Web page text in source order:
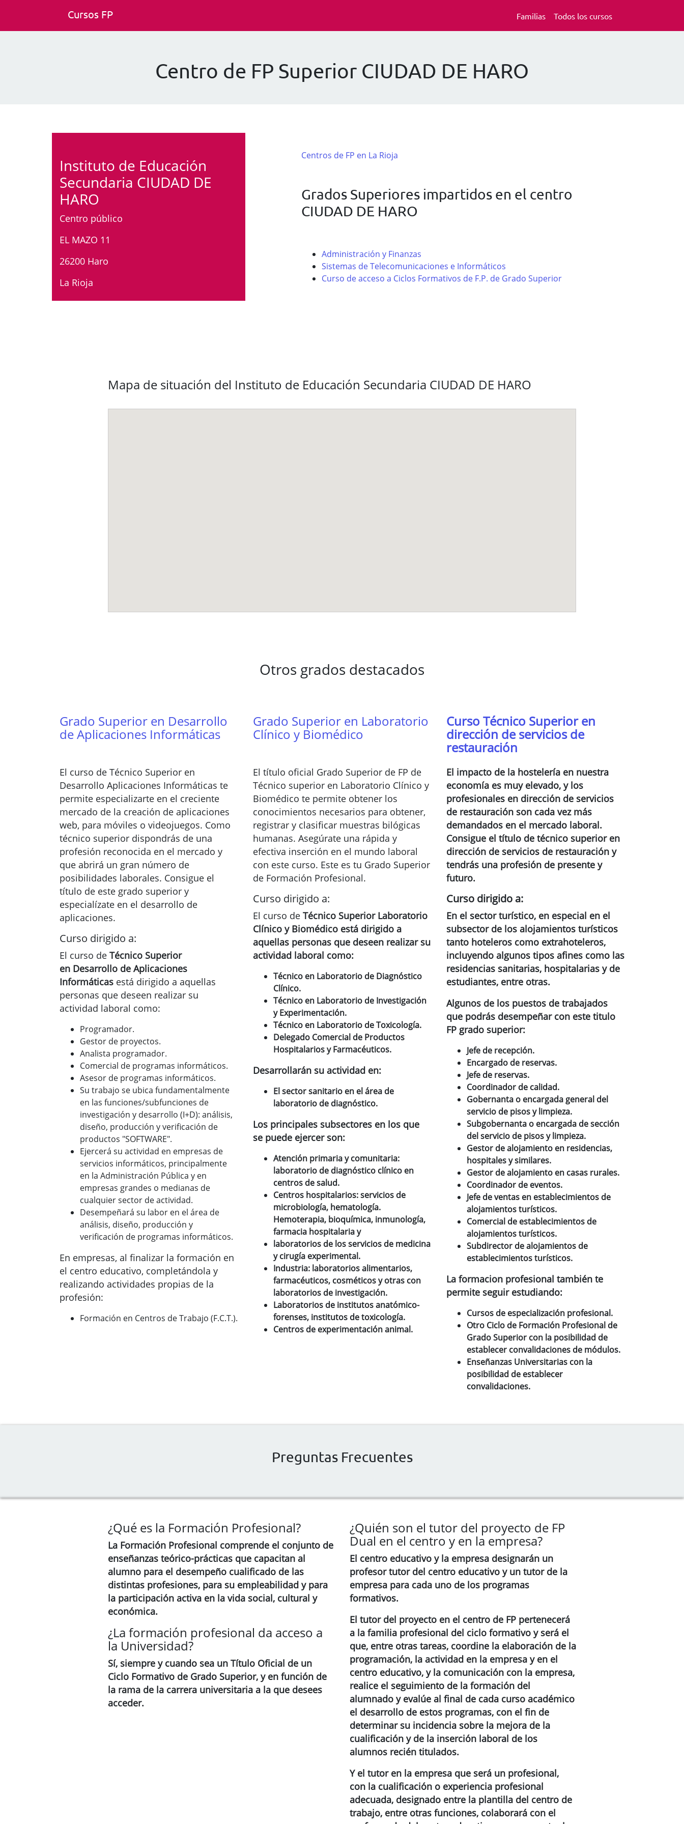
Cursos FP Familias Todos los cursos
Centro de FP Superior CIUDAD DE HARO
Instituto de Educación
Secundaria CIUDAD DE
HARO
Centro público
EL MAZO 11
26200 Haro
La Rioja
Centros de FP en La Rioja
Grados Superiores impartidos en el centro
CIUDAD DE HARO
Administración y Finanzas
Sistemas de Telecomunicaciones e Informáticos
Curso de acceso a Ciclos Formativos de F.P. de Grado Superior
Mapa de situación del Instituto de Educación Secundaria CIUDAD DE HARO
Otros grados destacados
Grado Superior en Desarrollo
de Aplicaciones Informáticas
El curso de Técnico Superior en
Desarrollo Aplicaciones Informáticas te
permite especializarte en el creciente
mercado de la creación de aplicaciones
web, para móviles o videojuegos. Como
técnico superior dispondrás de una
profesión reconocida en el mercado y
que abrirá un gran número de
posibilidades laborales. Consigue el
título de este grado superior y
especialízate en el desarrollo de
aplicaciones.
Curso dirigido a:
El curso de Técnico Superior
en Desarrollo de Aplicaciones
Informáticas está dirigido a aquellas
personas que deseen realizar su
actividad laboral como:
Programador.
Gestor de proyectos.
Analista programador.
Comercial de programas informáticos.
Asesor de programas informáticos.
Su trabajo se ubica fundamentalmente
en las funciones/subfunciones de
investigación y desarrollo (I+D): análisis,
diseño, producción y verificación de
productos "SOFTWARE".
Ejercerá su actividad en empresas de
servicios informáticos, principalmente
en la Administración Pública y en
empresas grandes o medianas de
cualquier sector de actividad.
Desempeñará su labor en el área de
análisis, diseño, producción y
verificación de programas informáticos.
En empresas, al finalizar la formación en
el centro educativo, completándola y
realizando actividades propias de la
profesión:
Formación en Centros de Trabajo (F.C.T.).
Grado Superior en Laboratorio
Clínico y Biomédico
El título oficial Grado Superior de FP de
Técnico superior en Laboratorio Clínico y
Biomédico te permite obtener los
conocimientos necesarios para obtener,
registrar y clasificar muestras bilógicas
humanas. Asegúrate una rápida y
efectiva inserción en el mundo laboral
con este curso. Este es tu Grado Superior
de Formación Profesional.
Curso dirigido a:
El curso de Técnico Superior Laboratorio
Clínico y Biomédico está dirigido a
aquellas personas que deseen realizar su
actividad laboral como:
Técnico en Laboratorio de Diagnóstico
Clínico.
Técnico en Laboratorio de Investigación
y Experimentación.
Técnico en Laboratorio de Toxicología.
Delegado Comercial de Productos
Hospitalarios y Farmacéuticos.
Desarrollarán su actividad en:
El sector sanitario en el área de
laboratorio de diagnóstico.
Los principales subsectores en los que
se puede ejercer son:
Atención primaria y comunitaria:
laboratorio de diagnóstico clínico en
centros de salud.
Centros hospitalarios: servicios de
microbiología, hematología.
Hemoterapia, bioquímica, inmunología,
farmacia hospitalaria y
laboratorios de los servicios de medicina
y cirugía experimental.
Industria: laboratorios alimentarios,
farmacéuticos, cosméticos y otras con
laboratorios de investigación.
Laboratorios de institutos anatómico-
forenses, institutos de toxicología.
Centros de experimentación animal.
Curso Técnico Superior en
dirección de servicios de
restauración
El impacto de la hostelería en nuestra
economía es muy elevado, y los
profesionales en dirección de servicios
de restauración son cada vez más
demandados en el mercado laboral.
Consigue el título de técnico superior en
dirección de servicios de restauración y
tendrás una profesión de presente y
futuro.
Curso dirigido a:
En el sector turístico, en especial en el
subsector de los alojamientos turísticos
tanto hoteleros como extrahoteleros,
incluyendo algunos tipos afines como las
residencias sanitarias, hospitalarias y de
estudiantes, entre otras.
Algunos de los puestos de trabajados
que podrás desempeñar con este titulo
FP grado superior:
Jefe de recepción.
Encargado de reservas.
Jefe de reservas.
Coordinador de calidad.
Gobernanta o encargada general del
servicio de pisos y limpieza.
Subgobernanta o encargada de sección
del servicio de pisos y limpieza.
Gestor de alojamiento en residencias,
hospitales y similares.
Gestor de alojamiento en casas rurales.
Coordinador de eventos.
Jefe de ventas en establecimientos de
alojamientos turísticos.
Comercial de establecimientos de
alojamientos turísticos.
Subdirector de alojamientos de
establecimientos turísticos.
La formacion profesional también te
permite seguir estudiando:
Cursos de especialización profesional.
Otro Ciclo de Formación Profesional de
Grado Superior con la posibilidad de
establecer convalidaciones de módulos.
Enseñanzas Universitarias con la
posibilidad de establecer
convalidaciones.
Preguntas Frecuentes
¿Qué es la Formación Profesional?
La Formación Profesional comprende el conjunto de
enseñanzas teórico-prácticas que capacitan al
alumno para el desempeño cualificado de las
distintas profesiones, para su empleabilidad y para
la participación activa en la vida social, cultural y
económica.
¿La formación profesional da acceso a
la Universidad?
Sí, siempre y cuando sea un Título Oficial de un
Ciclo Formativo de Grado Superior, y en función de
la rama de la carrera universitaria a la que desees
acceder.
¿Quién son el tutor del proyecto de FP
Dual en el centro y en la empresa?
El centro educativo y la empresa designarán un
profesor tutor del centro educativo y un tutor de la
empresa para cada uno de los programas
formativos.
El tutor del proyecto en el centro de FP pertenecerá
a la familia profesional del ciclo formativo y será el
que, entre otras tareas, coordine la elaboración de la
programación, la actividad en la empresa y en el
centro educativo, y la comunicación con la empresa,
realice el seguimiento de la formación del
alumnado y evalúe al final de cada curso académico
el desarrollo de estos programas, con el fin de
determinar su incidencia sobre la mejora de la
cualificación y de la inserción laboral de los
alumnos recién titulados.
Y el tutor en la empresa que será un profesional,
con la cualificación o experiencia profesional
adecuada, designado entre la plantilla del centro de
trabajo, entre otras funciones, colaborará con el